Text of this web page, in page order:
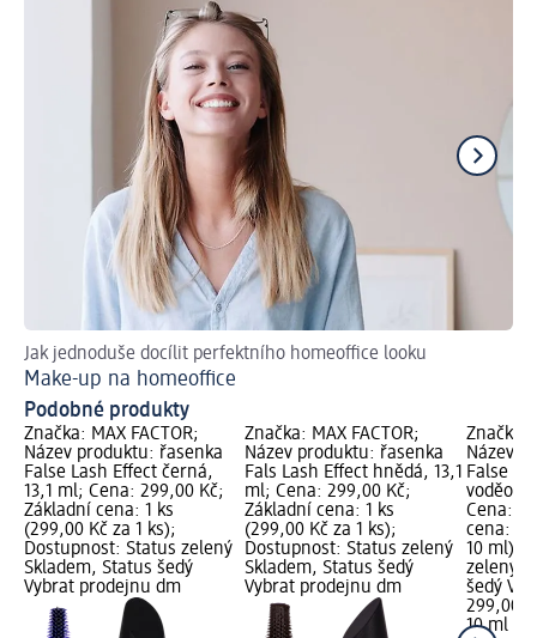
Jak jednoduše docílit perfektního homeoffice looku
Make-up na homeoffice
Podobné produkty
Značka: MAX FACTOR;
Název produktu: řasenka
False Lash Effect černá,
13,1 ml; Cena: 299,00 Kč;
Základní cena: 1 ks
(299,00 Kč za 1 ks);
Dostupnost: Status zelený
Skladem, Status šedý
Vybrat prodejnu dm
Značka: MAX FACTOR;
Název produktu: řasenka
Fals Lash Effect hnědá, 13,1
ml; Cena: 299,00 Kč;
Základní cena: 1 ks
(299,00 Kč za 1 ks);
Dostupnost: Status zelený
Skladem, Status šedý
Vybrat prodejnu dm
Značka:
Název
False
Cena:
cena:
10 ml);
zelený
šedý
299,00
10 ml